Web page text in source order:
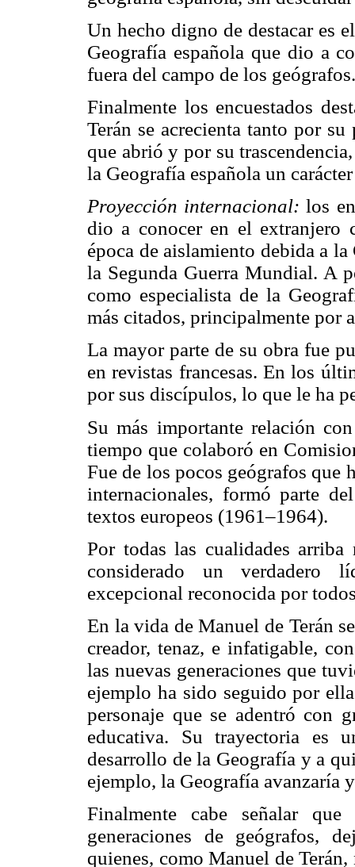
Un hecho digno de destacar es
Geografía española que dio a
fuera del campo de los geógrafos.
Finalmente los encuestados
Terán se acrecienta tanto por
que abrió y por su
la Geografía española un
Proyección internacional:los
dio a conocer en el extranjero
época de aislamiento debida a
la Segunda Guerra Mundial. A
como especialista de la
más citados, principalmente por
La mayor parte de su obra fue
en revistas francesas. En los
por sus discípulos, lo que le ha
Su más importante relación
tiempo que colaboró en
Fue de los pocos geógrafos que
internacionales, formó parte
textos europeos (1961–1964).
Por todas las cualidades arriba
considerado un verdadero
excepcional reconocida por
En la vida de Manuel de Terán
creador, tenaz, e infatigable,
las nuevas generaciones que
ejemplo ha sido seguido por
personaje que se adentró con
educativa. Su trayectoria es
desarrollo de la Geografía y a
ejemplo, la Geografía avanzaría
Finalmente cabe señalar
generaciones de geógrafos,
quienes, como Manuel de